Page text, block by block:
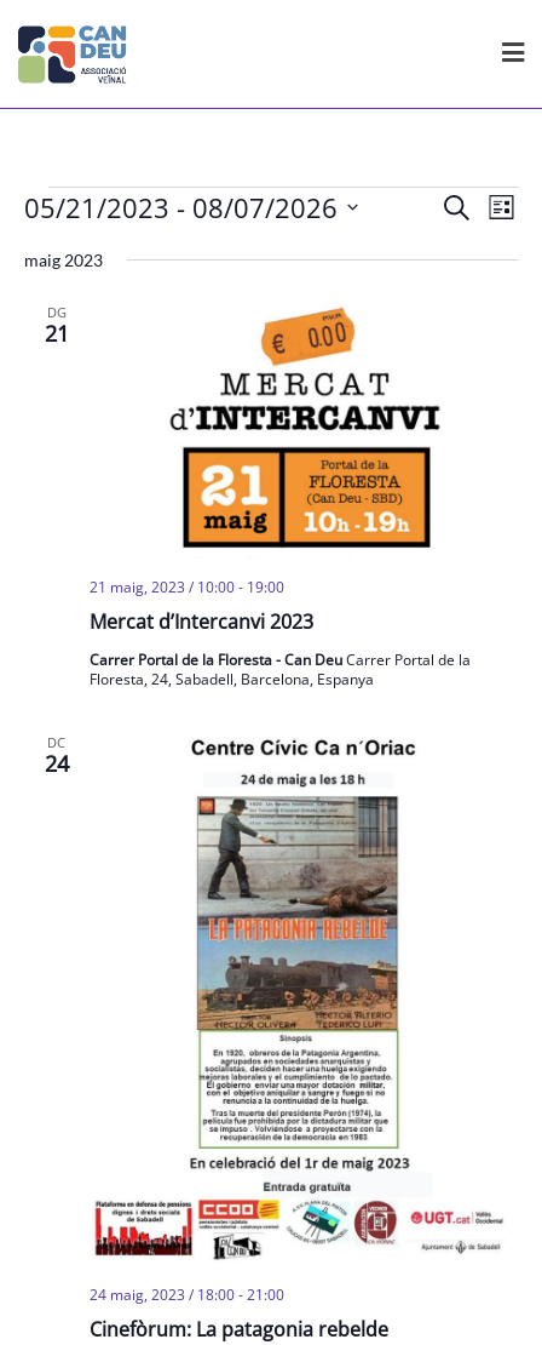
content
Esdeveniments
i
Cerca
de
Llista
05/21/2023 - 08/07/2026
una
data.
maig 2023
DG
21
Mercat d’Intercanvi 2023
21 maig, 2023 / 10:00- 19:00
Carrer Portal de la Floresta - Can DeuCarrer Portal de la
Floresta, 24, Sabadell, Barcelona, Espanya
DC
24
Cinefòrum: La patagonia rebelde
24 maig, 2023 / 18:00-21:00